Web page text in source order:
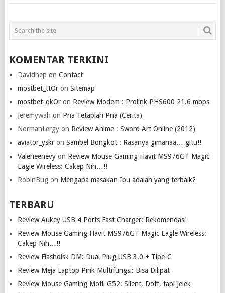
KOMENTAR TERKINI
Davidhep on Contact
mostbet_ttOron Sitemap
mostbet_qkOron Review Modem : Prolink PHS600 21.6 mbps
Jeremywah on Pria Tetaplah Pria (Cerita)
NormanLergyon Review Anime : Sword Art Online (2012)
aviator_yskron Sambel Bongkot : Rasanya gimanaa… gitu!!
Valerieenevyon Review Mouse Gaming Havit MS976GT Magic
Eagle Wireless: Cakep Nih…!!
RobinBugon Mengapa masakan Ibu adalah yang terbaik?
TERBARU
Review Aukey USB 4 Ports Fast Charger: Rekomendasi
Review Mouse Gaming Havit MS976GT Magic Eagle Wireless:
Cakep Nih…!!
Review Flashdisk DM: Dual Plug USB 3.0 + Tipe-C
Review Meja Laptop Pink Multifungsi: Bisa Dilipat
Review Mouse Gaming Mofii G52: Silent, Doff, tapi Jelek